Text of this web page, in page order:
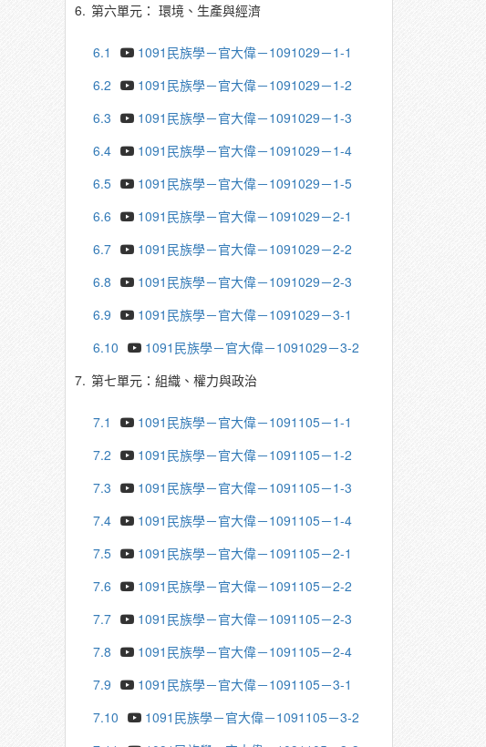
6. 第六單元： 環境、生產與經濟
6.1
1091民族學－官大偉－1091029－1-1
6.2
1091民族學－官大偉－1091029－1-2
6.3
1091民族學－官大偉－1091029－1-3
6.4
1091民族學－官大偉－1091029－1-4
6.5
1091民族學－官大偉－1091029－1-5
6.6
1091民族學－官大偉－1091029－2-1
6.7
1091民族學－官大偉－1091029－2-2
6.8
1091民族學－官大偉－1091029－2-3
6.9
1091民族學－官大偉－1091029－3-1
6.10
1091民族學－官大偉－1091029－3-2
7. 第七單元：組織、權力與政治
7.1
1091民族學－官大偉－1091105－1-1
7.2
1091民族學－官大偉－1091105－1-2
7.3
1091民族學－官大偉－1091105－1-3
7.4
1091民族學－官大偉－1091105－1-4
7.5
1091民族學－官大偉－1091105－2-1
7.6
1091民族學－官大偉－1091105－2-2
7.7
1091民族學－官大偉－1091105－2-3
7.8
1091民族學－官大偉－1091105－2-4
7.9
1091民族學－官大偉－1091105－3-1
7.10
1091民族學－官大偉－1091105－3-2